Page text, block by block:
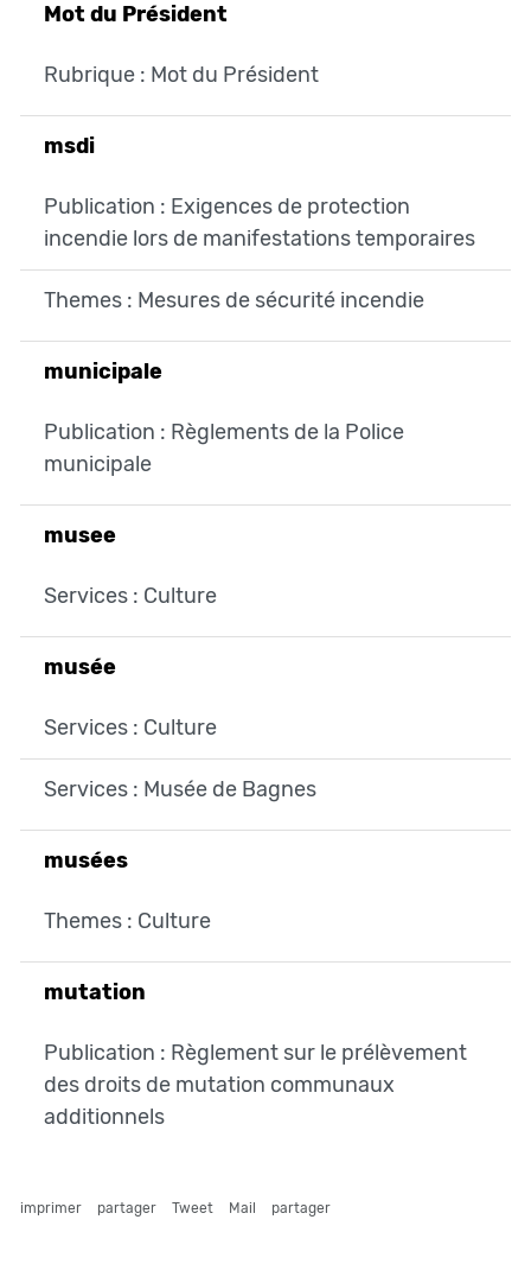
Mot du Président
Rubrique : Mot du Président
msdi
Publication : Exigences de protection
incendie lors de manifestations temporaires
Themes : Mesures de sécurité incendie
municipale
Publication : Règlements de la Police
municipale
musee
Services : Culture
musée
Services : Culture
Services : Musée de Bagnes
musées
Themes : Culture
mutation
Publication : Règlement sur le prélèvement
des droits de mutation communaux
additionnels
imprimer partager Tweet Mail partager